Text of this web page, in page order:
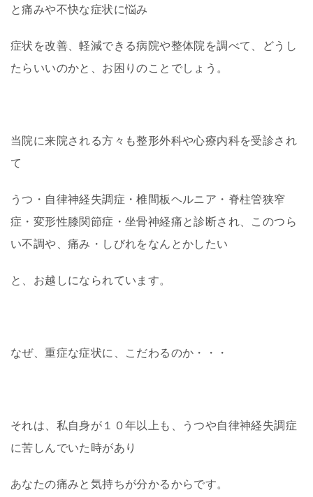
と痛みや不快な症状に悩み
症状を改善、軽減できる病院や整体院を調べて、 どう し
たらいいのかと、お困りのことでしょう。
当院に来院される方々も整形外科や心療内科を受診され
て
うつ・自律神経失調症・椎間板ヘルニア・脊柱管狭窄
症・変形性膝関節症・ 坐骨神経痛と診断され、このつら
い不調や、痛み・しびれをなんとかしたい
と、お越しになられています。
なぜ、重症な症状に、 こだわるのか・・・
それは、私自身が１０年以上も、うつや自律神経失調症
に苦しんでいた時があり
あなたの痛みと気持ちが分かるからです。